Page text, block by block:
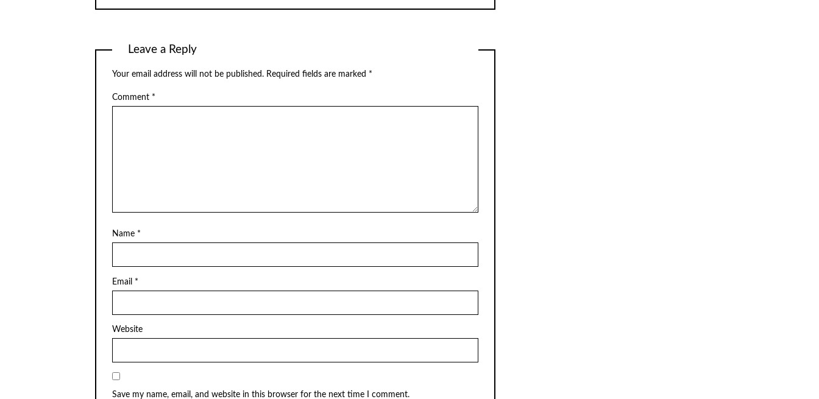
Leave a Reply
Your email address will not be published. Required fields are marked *
Comment *
Name *
Email *
Website
Save my name, email, and website in this browser for the next time I comment.